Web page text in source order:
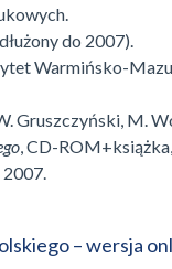
do 2007).
Warmińsko-
Gruszczyński, M.
, CD-ROM+książka,
– wersja